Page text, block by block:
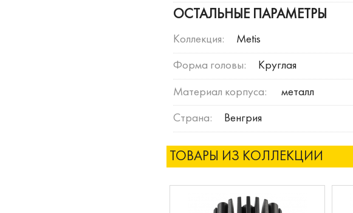
ОСТАЛЬНЫЕ ПАРАМЕТРЫ
Коллекция: Metis
Форма головы: Круглая
Материал корпуса: металл
Страна: Венгрия
ТОВАРЫ ИЗ КОЛЛЕКЦИИ